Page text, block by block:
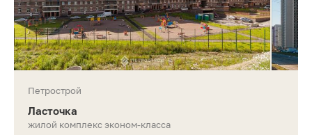
Петрострой
Ласточка
жилой комплекс эконом-класса